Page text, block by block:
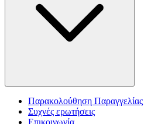
Παρακολούθηση Παραγγελίας
Συχνές ερωτήσεις